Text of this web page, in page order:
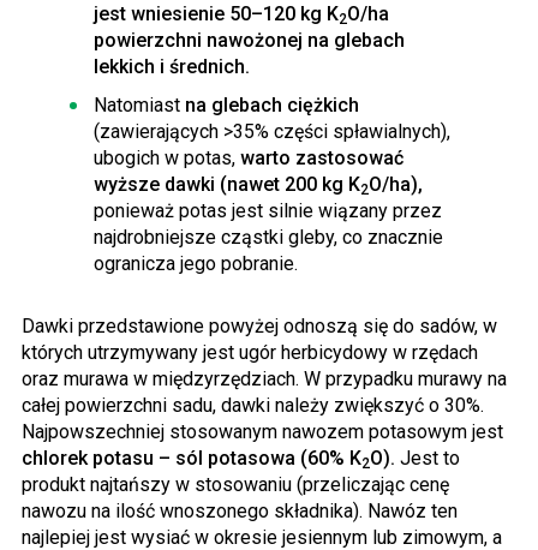
jest wniesienie 50–120 kg K2O/ha
powierzchni nawożonej na glebach
lekkich i średnich.
Natomiast na glebach ciężkich
(zawierających >35% części spławialnych),
ubogich w potas, warto zastosować
wyższe dawki (nawet 200 kg K2O/ha),
ponieważ potas jest silnie wiązany przez
najdrobniejsze cząstki gleby, co znacznie
ogranicza jego pobranie.
Dawki przedstawione powyżej odnoszą się do sadów, w
których utrzymywany jest ugór herbicydowy w rzędach
oraz murawa w międzyrzędziach. W przypadku murawy na
całej powierzchni sadu, dawki należy zwiększyć o 30%.
Najpowszechniej stosowanym nawozem potasowym jest
chlorek potasu – sól potasowa (60% K2O). Jest to
produkt najtańszy w stosowaniu (przeliczając cenę
nawozu na ilość wnoszonego składnika). Nawóz ten
najlepiej jest wysiać w okresie jesiennym lub zimowym, a